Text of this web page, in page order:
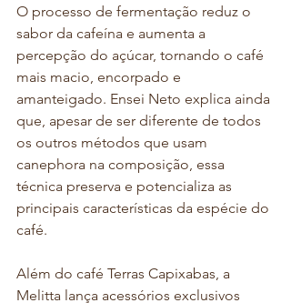
O processo de fermentação reduz o
sabor da cafeína e aumenta a
percepção do açúcar, tornando o café
mais macio, encorpado e
amanteigado. Ensei Neto explica ainda
que, apesar de ser diferente de todos
os outros métodos que usam
canephora na composição, essa
técnica preserva e potencializa as
principais características da espécie do
café.
Além do café Terras Capixabas, a
Melitta lança acessórios exclusivos